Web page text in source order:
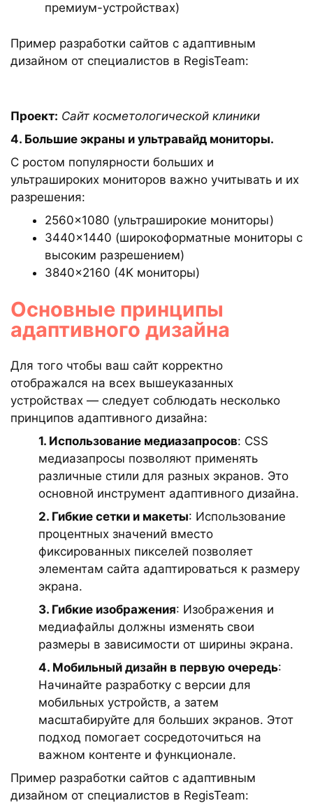
премиум-устройствах)
Пример разработки сайтов с адаптивным
дизайном от специалистов в RegisTeam:
Проект: Сайт косметологической клиники
4. Большие экраны и ультравайд мониторы.
С ростом популярности больших и
ультрашироких мониторов важно учитывать и их
разрешения:
2560×1080 (ультраширокие мониторы)
3440×1440 (широкоформатные мониторы с
высоким разрешением)
3840×2160 (4K мониторы)
Основные принципы
адаптивного дизайна
Для того чтобы ваш сайт корректно
отображался на всех вышеуказанных
устройствах — следует соблюдать несколько
принципов адаптивного дизайна:
1. Использование медиазапросов: CSS
медиазапросы позволяют применять
различные стили для разных экранов. Это
основной инструмент адаптивного дизайна.
2. Гибкие сетки и макеты: Использование
процентных значений вместо
фиксированных пикселей позволяет
элементам сайта адаптироваться к размеру
экрана.
3. Гибкие изображения: Изображения и
медиафайлы должны изменять свои
размеры в зависимости от ширины экрана.
4. Мобильный дизайн в первую очередь:
Начинайте разработку с версии для
мобильных устройств, а затем
масштабируйте для больших экранов. Этот
подход помогает сосредоточиться на
важном контенте и функционале.
Пример разработки сайтов с адаптивным
дизайном от специалистов в RegisTeam: